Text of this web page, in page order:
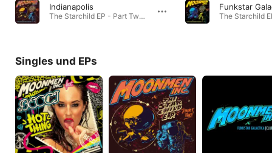
Indianapolis
The Starchild EP - Part Two · 2011
Funkstar
Singles und EPs